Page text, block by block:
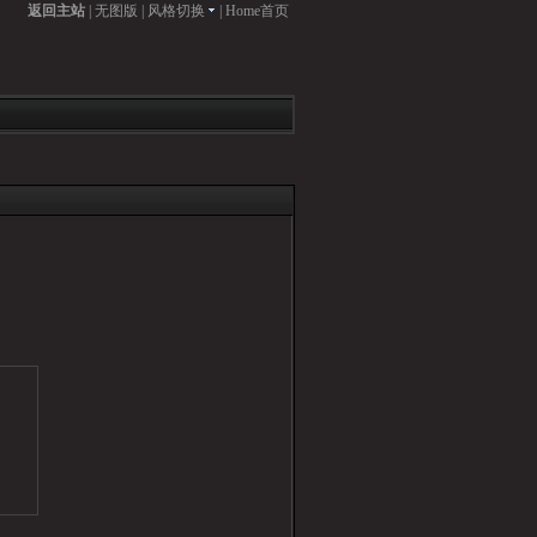
返回主站 无图版 风格切换 Home首页